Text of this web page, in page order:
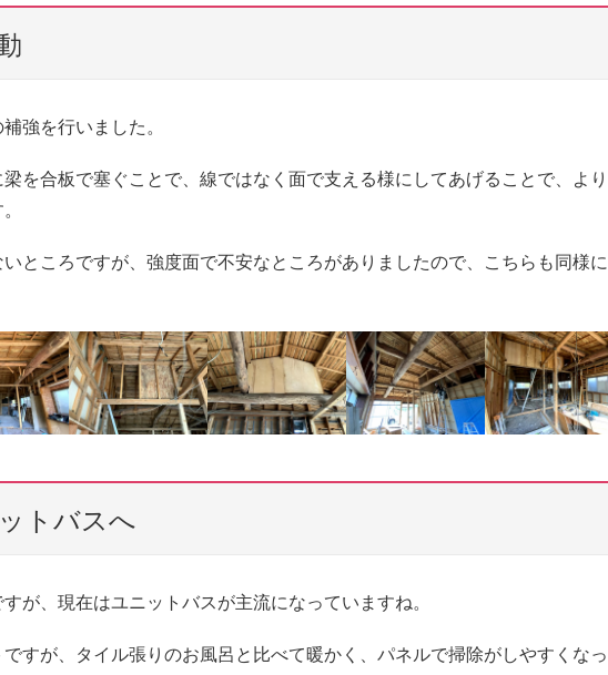
強を行いました。
を合板で塞ぐことで、線ではなく面で支える様にしてあげることで、より
ところですが、強度面で不安なところがありましたので、こちらも同様に
トバスへ
が、現在はユニットバスが主流になっていますね。
すが、タイル張りのお風呂と比べて暖かく、パネルで掃除がしやすくなっ